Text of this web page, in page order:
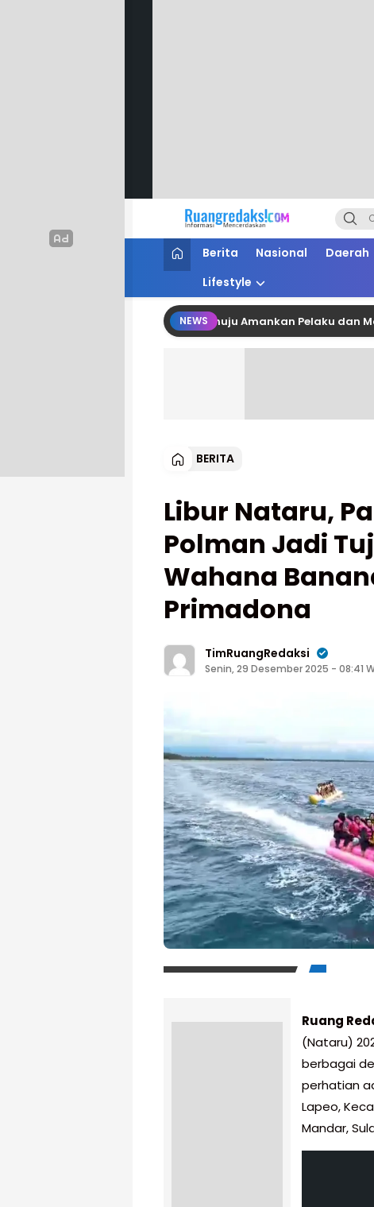
Ruang Redaksi
Informasi Mencerdaskan
Berita Nasional Daerah
Lifestyle
NEWS
di Jalan Arteri, Polresta Mamuju Amankan Pelaku dan Motor
BERITA
Libur Nataru,
Polman Jadi
Wahana
Primadona
TimRuangRedaksi
Senin, 29 Desember 2025 - 08:41
Ruang
(Nataru)
berbagai
perhatian
Lapeo,
Mandar,